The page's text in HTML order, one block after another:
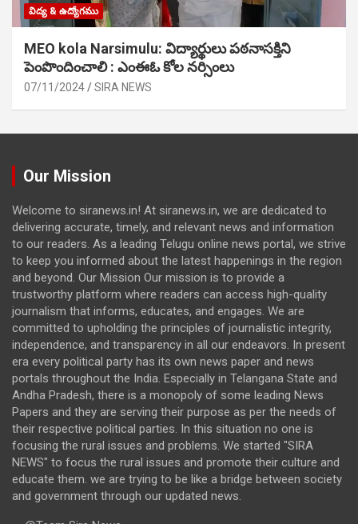
విద్య & ఉద్యోగము
MEO kola Narsimulu: విద్యార్థులు పఠ‌నాసక్తిని
పెంపొందించాలి : ఎంఈఓ కోల నర్సింలు
07/11/2024 SIRA NEWS
Our Mission
Welcome to siranews.in! At siranews.in, we are dedicated to
delivering accurate, timely, and relevant news and information
to our readers. As a leading Telugu online news portal, we strive
to keep you informed about the latest happenings in the region
and beyond. Our Mission Our mission is to provide a
trustworthy platform where readers can access high-quality
journalism that informs, educates, and engages. We are
committed to upholding the principles of journalistic integrity,
independence, and transparency in all our endeavors. In present
era every political party has its own news paper and news
portals throughout the India. Especially in Telangana State and
Andha Pradesh, there is a monopoly of some leading News
Papers and they are serving their purpose as per the needs of
their respective political parties. In this situation no one is
focusing the rural issues and problems. We started "SIRA
NEWS" to focus the rural issues and promote their culture and
educate them. we are trying to be like a bridge between society
and government through our updated news.